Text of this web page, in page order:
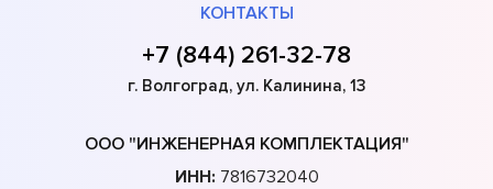
КОНТАКТЫ
+7 (844) 261-32-78
г. Волгоград, ул. Калинина, 13
ООО "ИНЖЕНЕРНАЯ КОМПЛЕКТАЦИЯ"
ИНН: 7816732040